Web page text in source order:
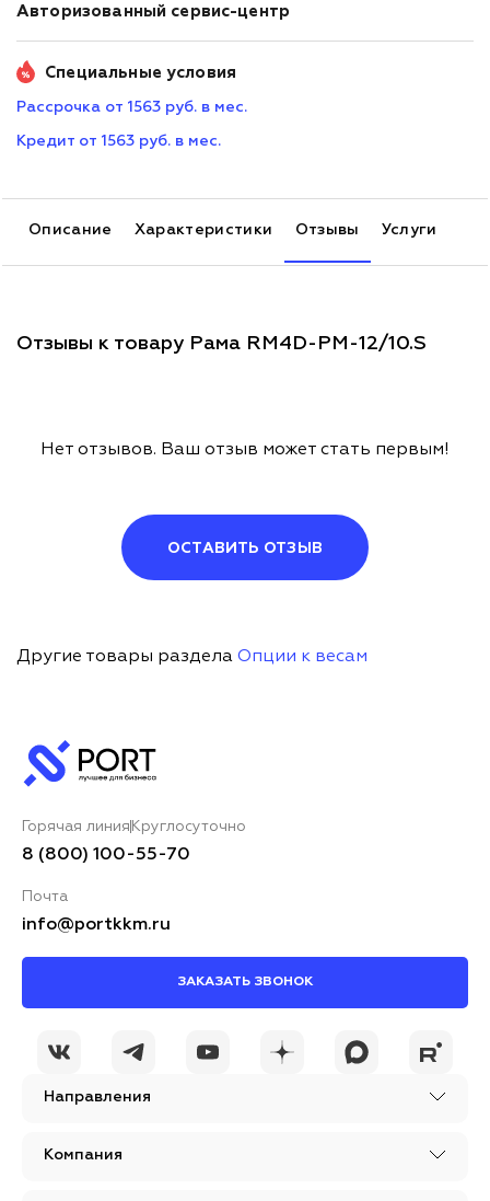
Авторизованный сервис-центр
Специальные условия
Рассрочка от 1563 руб. в мес.
Кредит от 1563 руб. в мес.
Описание Характеристики Отзывы Услуги
Отзывы к товару Рама RM4D-PМ-12/10.S
Нет отзывов. Ваш отзыв может стать первым!
ОСТАВИТЬ ОТЗЫВ
Другие товары раздела Опции к весам
Направления
Компания
Горячая линия Круглосуточно
8 (800) 100-55-70
Почта
info@portkkm.ru
ЗАКАЗАТЬ ЗВОНОК